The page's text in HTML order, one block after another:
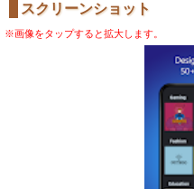
スクリーンショット
※画像をタップすると拡大します。